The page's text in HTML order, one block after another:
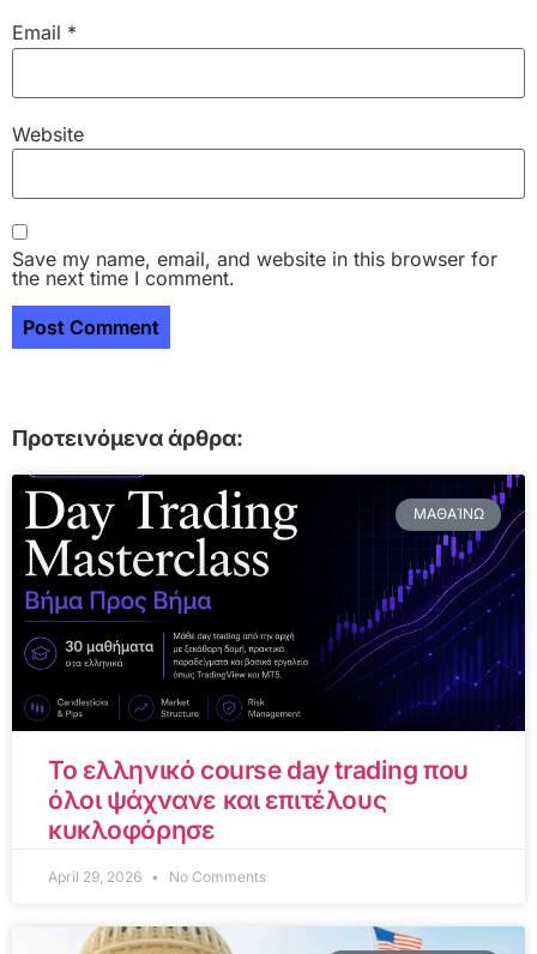
Email *
Website
Save my name, email, and website in this browser for
the next time I comment.
Προτεινόμενα άρθρα:
ΜΑΘΑΊΝΩ
Το ελληνικό course day trading που
όλοι ψάχνανε και επιτέλους
κυκλοφόρησε
April 29, 2026 No Comments